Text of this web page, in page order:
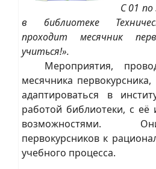
С 01
в библиотеке
проходит месячник
учиться!».
Мероприятия,
месячника
адаптироваться в
работой библиотеки, с
возможностями.
первокурсников к
учебного процесса.